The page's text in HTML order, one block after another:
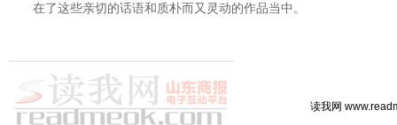
在了这些亲切的话语和质朴而又灵动的作品当中。
读我网